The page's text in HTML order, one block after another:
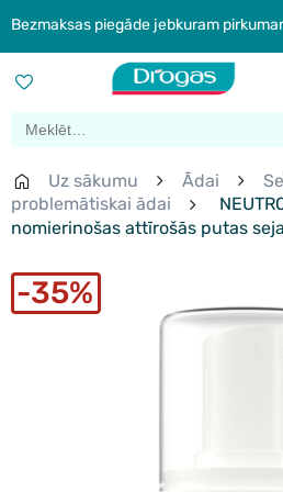
Bezmaksas piegāde jebkuram
Uz sākumu Ādai
problemātiskai ādai
nomierinošas attīrošās putas
35%